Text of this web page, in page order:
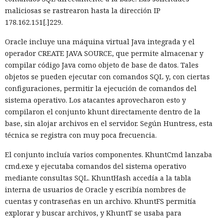
34% en arranque en frío y en un 46% en recompilación.
La mejora de rendimiento también afectó a la ejecución del
código. El paso a TypeScript versión 7, reescrito en Go, según
la estimación del equipo de Next.js acelera el
funcionamiento aproximadamente diez veces. En el
servidor, renunciar a la conversión de los web streams a
favor de los streams nativos de Node.js en toda la capa de
renderizado permite procesar un 22% más de solicitudes
sin cambiar el código de las aplicaciones.
Entre otras novedades figuran la unificación de la carga útil
para reducir el número de solicitudes de precarga, un
mejor caché de archivos estáticos, la herramienta de
depuración Instant Navigations, que muestra los
componentes lentos, documentación con soporte de
versiones para agentes de IA, límites propios de manejo de
errores y compatibilidad con importaciones de archivos tipo
«glob».
maliciosas se rastrearon hasta la dirección IP
178.162.151[.]229.
Oracle incluye una máquina virtual Java integrada y el
operador CREATE JAVA SOURCE, que permite almacenar y
compilar código Java como objeto de base de datos. Tales
objetos se pueden ejecutar con comandos SQL y, con ciertas
configuraciones, permitir la ejecución de comandos del
sistema operativo. Los atacantes aprovecharon esto y
compilaron el conjunto khunt directamente dentro de la
base, sin alojar archivos en el servidor. Según Huntress, esta
técnica se registra con muy poca frecuencia.
El conjunto incluía varios componentes. KhuntCmd lanzaba
cmd.exe y ejecutaba comandos del sistema operativo
mediante consultas SQL. KhuntHash accedía a la tabla
interna de usuarios de Oracle y escribía nombres de
cuentas y contraseñas en un archivo. KhuntFS permitía
explorar y buscar archivos, y KhuntT se usaba para